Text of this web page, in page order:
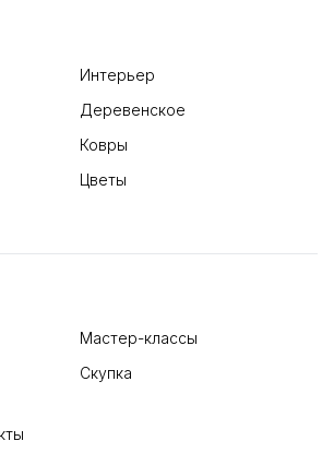
Интерьер
Деревенское
Ковры
Цветы
Мастер-классы
Скупка